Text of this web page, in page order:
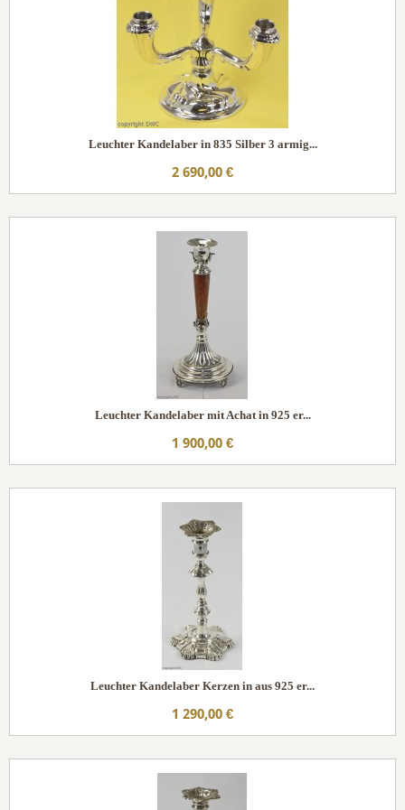
Leuchter Kandelaber in 835 Silber 3 armig...
2 690,00 €
Leuchter Kandelaber mit Achat in 925 er...
1 900,00 €
Leuchter Kandelaber Kerzen in aus 925 er...
1 290,00 €